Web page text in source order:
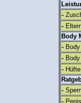
-
-
Body
-
-
-
-
-